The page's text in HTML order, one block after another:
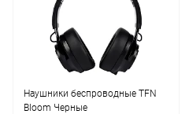
Наушники беспроводные TFN
Bloom Черные